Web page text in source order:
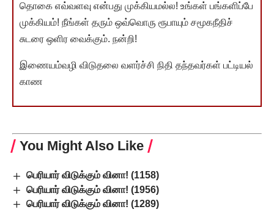
தொகை எவ்வளவு என்பது முக்கியமல்ல! உங்கள் பங்களிப்பே
முக்கியம்! நீங்கள் தரும் ஒவ்வொரு ரூபாயும் சமூகநீதிச்
சுடரை ஒளிர வைக்கும். நன்றி!
இணையம்வழி விடுதலை வளர்ச்சி நிதி தந்தவர்கள் பட்டியல்
காண
You Might Also Like
பெரியார் விடுக்கும் வினா! (1158)
பெரியார் விடுக்கும் வினா! (1956)
பெரியார் விடுக்கும் வினா! (1289)